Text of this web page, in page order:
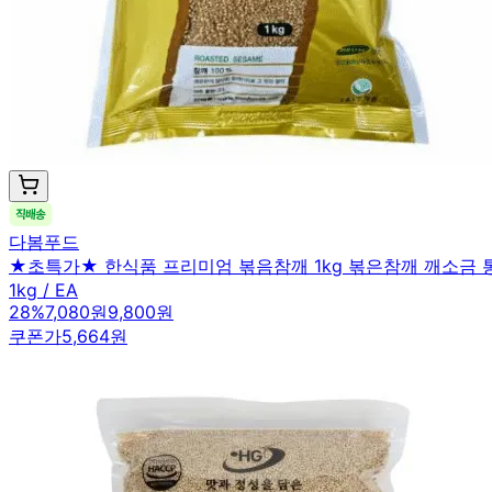
다봄푸드
★초특가★ 한식품 프리미엄 볶음참깨 1kg 볶은참깨 깨소금
1kg / EA
28%7,080원9,800원
쿠폰가5,664원